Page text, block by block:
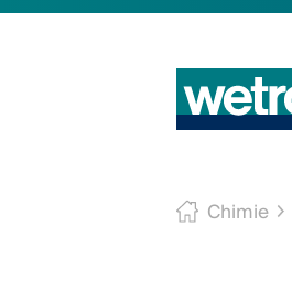
Chimie